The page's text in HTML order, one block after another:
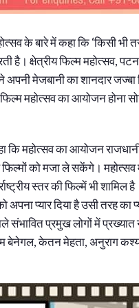
के बारे में कहा कि ‘किसी भी
है। क्षेत्रीय फिल्म महोत्सव,
मेजबानी का शानदार
महोत्सव का आयोजन होना
कि महोत्सव का आयोजन
को मजा ले सकेंगे। महोत्सव
स्तर की फिल्में भी शामिल
प्यार दिया है उसी तरह का
संभावित प्रमुख लोगों में
बेनेगल, केतन मेहता, अनुराग